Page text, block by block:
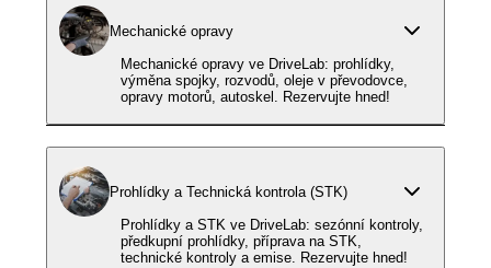
Mechanické opravy
Mechanické opravy ve DriveLab: prohlídky,
výměna spojky, rozvodů, oleje v převodovce,
opravy motorů, autoskel. Rezervujte hned!
Prohlídky a Technická kontrola (STK)
Prohlídky a STK ve DriveLab: sezónní kontroly,
předkupní prohlídky, příprava na STK,
technické kontroly a emise. Rezervujte hned!